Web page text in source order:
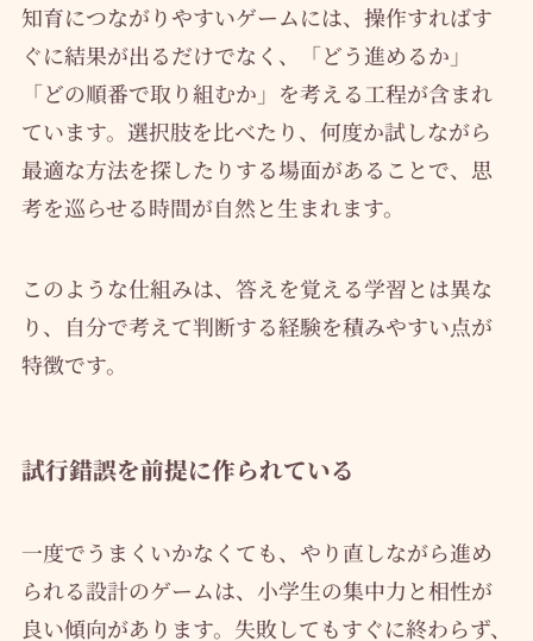
知育につながりやすいゲームには、操作すればす
ぐに結果が出るだけでなく、「どう進めるか」
「どの順番で取り組むか」を考える工程が含まれ
ています。選択肢を比べたり、何度か試しながら
最適な方法を探したりする場面があることで、思
考を巡らせる時間が自然と生まれます。
このような仕組みは、答えを覚える学習とは異な
り、自分で考えて判断する経験を積みやすい点が
特徴です。
試行錯誤を前提に作られている
一度でうまくいかなくても、やり直しながら進め
られる設計のゲームは、小学生の集中力と相性が
良い傾向があります。失敗してもすぐに終わらず、